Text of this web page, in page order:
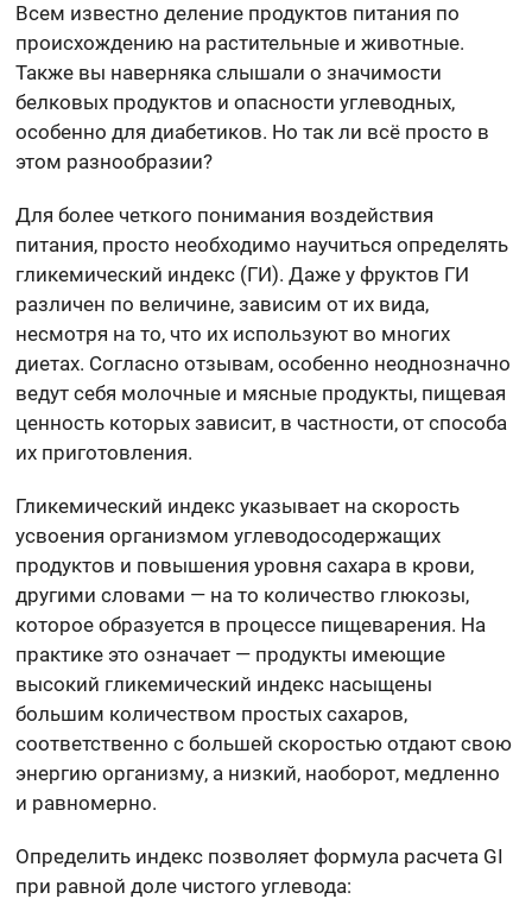
Всем известно деление продуктов питания по
происхождению на растительные и животные.
Также вы наверняка слышали о значимости
белковых продуктов и опасности углеводных,
особенно для диабетиков. Но так ли всё просто в
этом разнообразии?
Для более четкого понимания воздействия
питания, просто необходимо научиться определять
гликемический индекс (ГИ). Даже у фруктов ГИ
различен по величине, зависим от их вида,
несмотря на то, что их используют во многих
диетах. Согласно отзывам, особенно неоднозначно
ведут себя молочные и мясные продукты, пищевая
ценность которых зависит, в частности, от способа
их приготовления.
Гликемический индекс указывает на скорость
усвоения организмом углеводосодержащих
продуктов и повышения уровня сахара в крови,
другими словами — на то количество глюкозы,
которое образуется в процессе пищеварения. На
практике это означает — продукты имеющие
высокий гликемический индекс насыщены
большим количеством простых сахаров,
соответственно с большей скоростью отдают свою
энергию организму, а низкий, наоборот, медленно
и равномерно.
Определить индекс позволяет формула расчета GI
при равной доле чистого углевода: